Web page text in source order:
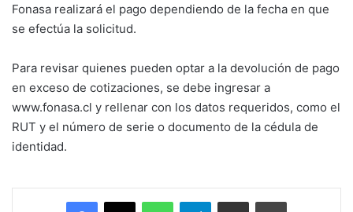
Fonasa realizará el pago dependiendo de la fecha en que
se efectúa la solicitud.
Para revisar quienes pueden optar a la devolución de pago
en exceso de cotizaciones, se debe ingresar a
www.fonasa.cl y rellenar con los datos requeridos, como el
RUT y el número de serie o documento de la cédula de
identidad.
Facebook
X WhatsAppTelegramEnviar vía email Imprimir